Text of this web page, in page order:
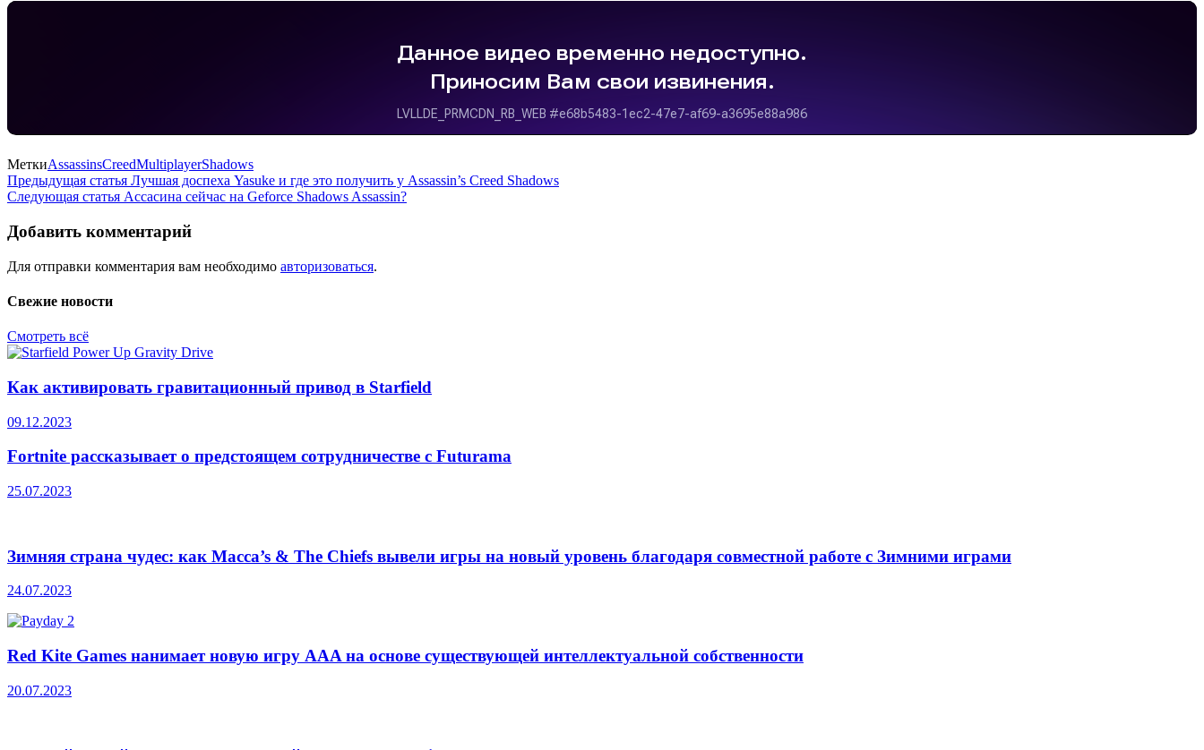
МеткиAssassinsCreedMultiplayerShadows
Навигация
по
записям
Предыдущая статья Лучшая доспеха Yasuke и где это получить у Assassin’s Creed Shadows
Следующая статья Ассасина сейчас на Geforce Shadows Assassin?
Добавить комментарий
Для отправки комментария вам необходимо авторизоваться.
Свежие новости
Смотреть всё
Как активировать гравитационный привод в Starfield
09.12.2023
Fortnite рассказывает о предстоящем сотрудничестве с Futurama
25.07.2023
Зимняя страна чудес: как Macca’s & The Chiefs вывели игры на новый уровень благодаря совместной работе с Зимними играми
24.07.2023
Red Kite Games нанимает новую игру AAA на основе существующей интеллектуальной собственности
20.07.2023